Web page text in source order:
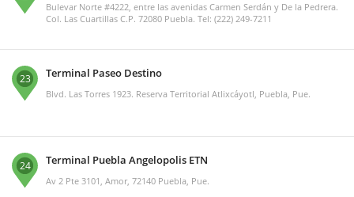
Bulevar Norte #4222, entre las avenidas Carmen Serdán y De la Pedrera.
Col. Las Cuartillas C.P. 72080 Puebla. Tel: (222) 249-7211
23 Terminal Paseo Destino
Blvd. Las Torres 1923. Reserva Territorial Atlixcáyotl, Puebla, Pue.
24 Terminal Puebla Angelopolis ETN
Av 2 Pte 3101, Amor, 72140 Puebla, Pue.